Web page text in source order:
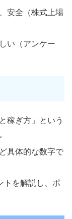
安全（株式上場
い（アンケー
稼ぎ方」という
具体的な数字で
トを解説し、ポ